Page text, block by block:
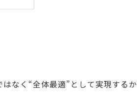
なく“全体最適”として実現するか